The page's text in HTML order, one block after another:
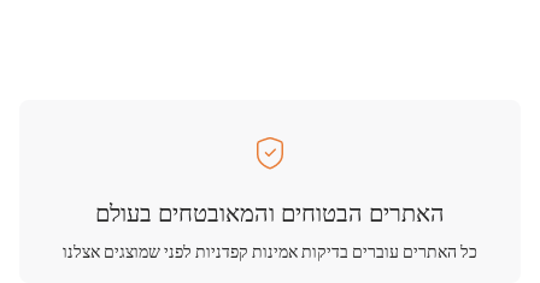
האתרים הבטוחים והמאובטחים בעולם
כל האתרים עוברים בדיקות אמינות קפדניות לפני שמוצגים אצלנו